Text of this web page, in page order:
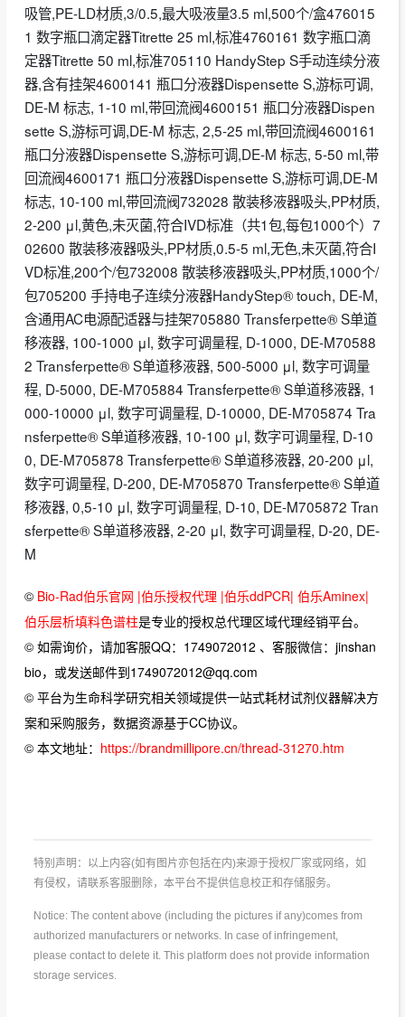
吸管,PE-LD材质,3/0.5,最大吸液量3.5 ml,500个/盒476015
1 数字瓶口滴定器Titrette 25 ml,标准4760161 数字瓶口滴
定器Titrette 50 ml,标准705110 HandyStep S手动连续分液
器,含有挂架4600141 瓶口分液器Dispensette S,游标可调,
DE-M 标志, 1-10 ml,带回流阀4600151 瓶口分液器Dispen
sette S,游标可调,DE-M 标志, 2,5-25 ml,带回流阀4600161
瓶口分液器Dispensette S,游标可调,DE-M 标志, 5-50 ml,带
回流阀4600171 瓶口分液器Dispensette S,游标可调,DE-M
标志, 10-100 ml,带回流阀732028 散装移液器吸头,PP材质,
2-200 μl,黄色,未灭菌,符合IVD标准（共1包,每包1000个）7
02600 散装移液器吸头,PP材质,0.5-5 ml,无色,未灭菌,符合I
VD标准,200个/包732008 散装移液器吸头,PP材质,1000个/
包705200 手持电子连续分液器HandyStep® touch, DE-M,
含通用AC电源配适器与挂架705880 Transferpette® S单道
移液器, 100-1000 μl, 数字可调量程, D-1000, DE-M70588
2 Transferpette® S单道移液器, 500-5000 μl, 数字可调量
程, D-5000, DE-M705884 Transferpette® S单道移液器, 1
000-10000 μl, 数字可调量程, D-10000, DE-M705874 Tra
nsferpette® S单道移液器, 10-100 μl, 数字可调量程, D-10
0, DE-M705878 Transferpette® S单道移液器, 20-200 μl,
数字可调量程, D-200, DE-M705870 Transferpette® S单道
移液器, 0,5-10 μl, 数字可调量程, D-10, DE-M705872 Tran
sferpette® S单道移液器, 2-20 μl, 数字可调量程, D-20, DE-
M
© Bio-Rad伯乐官网 |伯乐授权代理 |伯乐ddPCR| 伯乐Aminex|
伯乐层析填料色谱柱是专业的授权总代理区域代理经销平台。
© 如需询价，请加客服QQ：1749072012 、客服微信：jinshan
bio，或发送邮件到1749072012@qq.com
© 平台为生命科学研究相关领域提供一站式耗材试剂仪器解决方
案和采购服务，数据资源基于CC协议。
© 本文地址： https://brandmillipore.cn/thread-31270.htm
特别声明：以上内容(如有图片亦包括在内)来源于授权厂家或网络，如
有侵权，请联系客服删除，本平台不提供信息校正和存储服务。
Notice: The content above (including the pictures if any)comes from
authorized manufacturers or networks. In case of infringement,
please contact to delete it. This platform does not provide information
storage services.